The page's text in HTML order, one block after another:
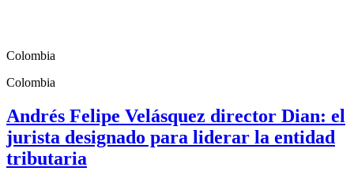
Colombia
Colombia
Andrés Felipe Velásquez director Dian: el
jurista designado para liderar la entidad
tributaria